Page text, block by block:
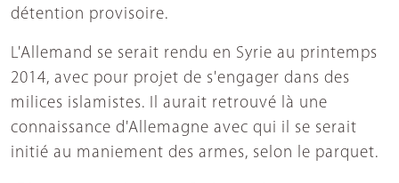
détention provisoire.
L'Allemand se serait rendu en Syrie au printemps
2014, avec pour projet de s'engager dans des
milices islamistes. Il aurait retrouvé là une
connaissance d'Allemagne avec qui il se serait
initié au maniement des armes, selon le parquet.